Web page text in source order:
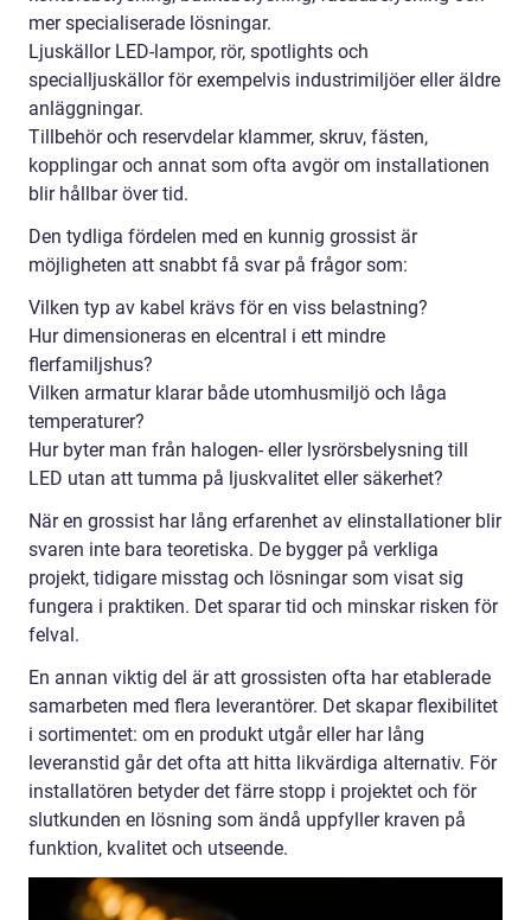
mer specialiserade lösningar.
Ljuskällor LED-lampor, rör, spotlights och
specialljuskällor för exempelvis industrimiljöer eller äldre
anläggningar.
Tillbehör och reservdelar klammer, skruv, fästen,
kopplingar och annat som ofta avgör om installationen
blir hållbar över tid.
Den tydliga fördelen med en kunnig grossist är
möjligheten att snabbt få svar på frågor som:
Vilken typ av kabel krävs för en viss belastning?
Hur dimensioneras en elcentral i ett mindre
flerfamiljshus?
Vilken armatur klarar både utomhusmiljö och låga
temperaturer?
Hur byter man från halogen- eller lysrörsbelysning till
LED utan att tumma på ljuskvalitet eller säkerhet?
När en grossist har lång erfarenhet av elinstallationer blir
svaren inte bara teoretiska. De bygger på verkliga
projekt, tidigare misstag och lösningar som visat sig
fungera i praktiken. Det sparar tid och minskar risken för
felval.
En annan viktig del är att grossisten ofta har etablerade
samarbeten med flera leverantörer. Det skapar flexibilitet
i sortimentet: om en produkt utgår eller har lång
leveranstid går det ofta att hitta likvärdiga alternativ. För
installatören betyder det färre stopp i projektet och för
slutkunden en lösning som ändå uppfyller kraven på
funktion, kvalitet och utseende.